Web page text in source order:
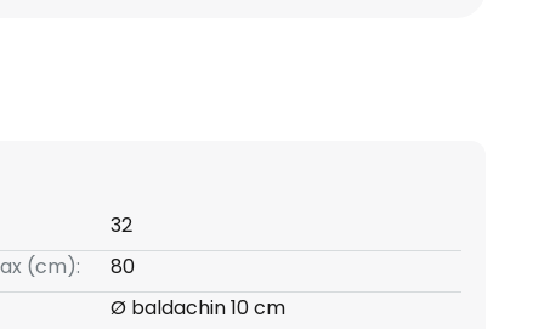
32
(cm):
80
Ø baldachin 10 cm